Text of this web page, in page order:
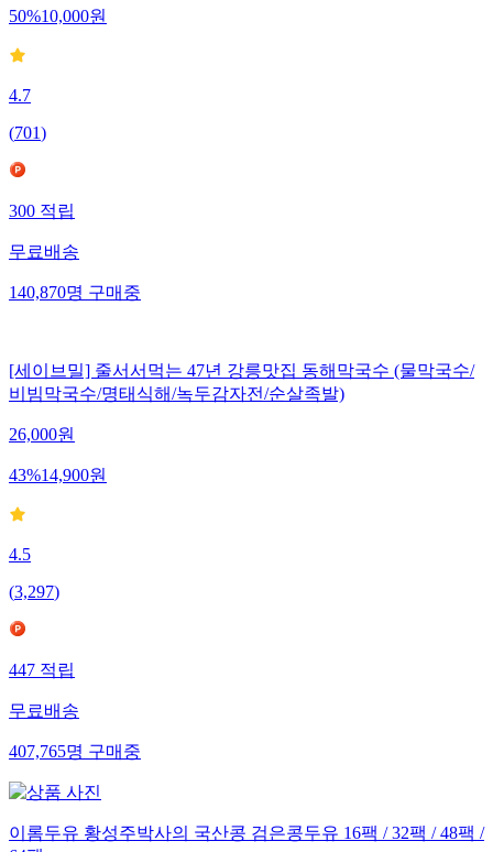
50%10,000원
4.7
(701)
300적립
무료배송
140,870명구매중
[세이브밀] 줄서서먹는 47년 강릉맛집 동해막국수 (물막국수/
비빔막국수/명태식해/녹두감자전/순살족발)
26,000원
43%14,900원
4.5
(3,297)
447적립
무료배송
407,765명구매중
이롬두유 황성주박사의 국산콩 검은콩두유 16팩 / 32팩 / 48팩 /